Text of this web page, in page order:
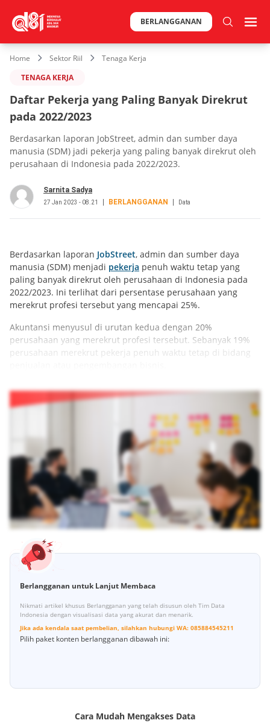
BERLANGGANAN
Home Sektor Riil
Tenaga Kerja
TENAGA KERJA
Daftar Pekerja yang Paling Banyak Direkrut
pada 2022/2023
Berdasarkan laporan JobStreet, admin dan sumber daya
manusia (SDM) jadi pekerja yang paling banyak direkrut oleh
perusahaan di Indonesia pada 2022/2023.
Sarnita Sadya
27 Jan 2023 - 08.21 BERLANGGANAN Data
Berdasarkan laporan JobStreet, admin dan sumber daya
manusia (SDM) menjadi pekerja penuh waktu tetap yang
paling banyak direkrut oleh perusahaan di Indonesia pada
2022/2023. Ini terlihat dari persentase perusahaan yang
merekrut profesi tersebut yang mencapai 25%.
Akuntansi menyusul di urutan kedua dengan 20%
perusahaan yang merekrut profesi tersebut. Sebanyak 19%
perusahaan merekrut pekerja penuh waktu tetap di bidang
Berlangganan untuk Lanjut Membaca
Nikmati artikel khusus Berlangganan yang telah disusun oleh Tim Data
Indonesia dengan visualisasi data yang akurat dan menarik.
Jika ada kendala saat pembelian, silahkan hubungi WA: 085884545211
Pilih paket konten berlangganan dibawah ini:
Cara Mudah Mengakses Data